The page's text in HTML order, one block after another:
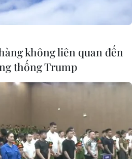
không liên quan đến
thống Trump